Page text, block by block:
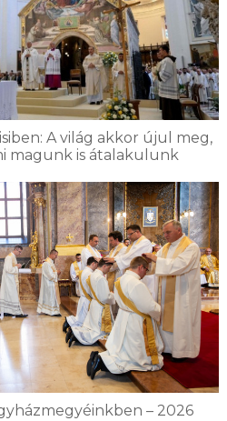
A világ akkor újul meg,
magunk is átalakulunk
– 2026